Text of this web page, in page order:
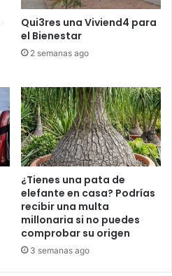
Qui3res una Viviend4 para
el Bienestar
2 semanas ago
¿Tienes una pata de
elefante en casa? Podrías
recibir una multa
millonaria si no puedes
comprobar su origen
3 semanas ago